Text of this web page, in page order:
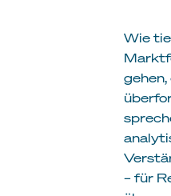
Wie
gehen,
– für